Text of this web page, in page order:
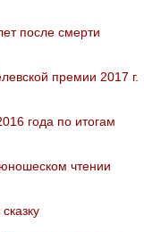
после смерти
премии 2017 г.
года по итогам
чтении